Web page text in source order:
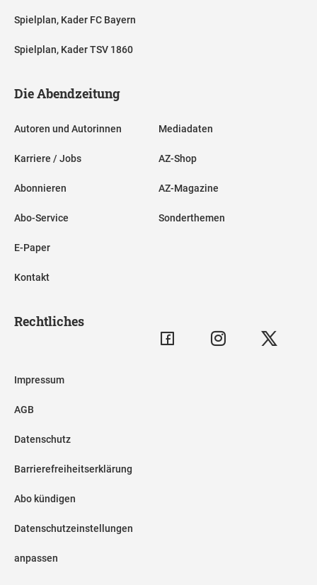
Spielplan, Kader FC Bayern
Spielplan, Kader TSV 1860
Die Abendzeitung
Autoren und Autorinnen
Karriere / Jobs
Abonnieren
Abo-Service
E-Paper
Kontakt
Mediadaten
AZ-Shop
AZ-Magazine
Sonderthemen
Rechtliches
Impressum
AGB
Datenschutz
Barrierefreiheitserklärung
Abo kündigen
Datenschutzeinstellungen
anpassen